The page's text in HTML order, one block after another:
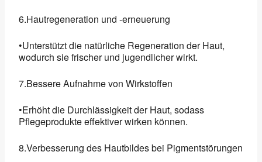
6.Hautregeneration und -erneuerung
•Unterstützt die natürliche Regeneration der Haut,
wodurch sie frischer und jugendlicher wirkt.
7.Bessere Aufnahme von Wirkstoffen
•Erhöht die Durchlässigkeit der Haut, sodass
Pflegeprodukte effektiver wirken können.
8.Verbesserung des Hautbildes bei Pigmentstörungen